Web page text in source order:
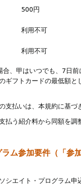
500円
利用不可
利用不可
、甲はいつでも、7日
ギフトカードの最低額と
払いは、本規約に基づ
う紹介料から同額を調
ム参加要件（「参
エイト・プログラム